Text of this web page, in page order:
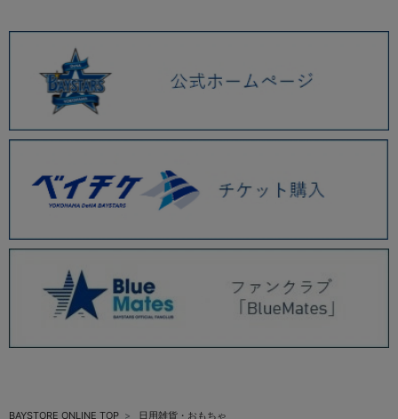
BAYSTORE ONLINE TOP 日用雑貨・おもちゃ